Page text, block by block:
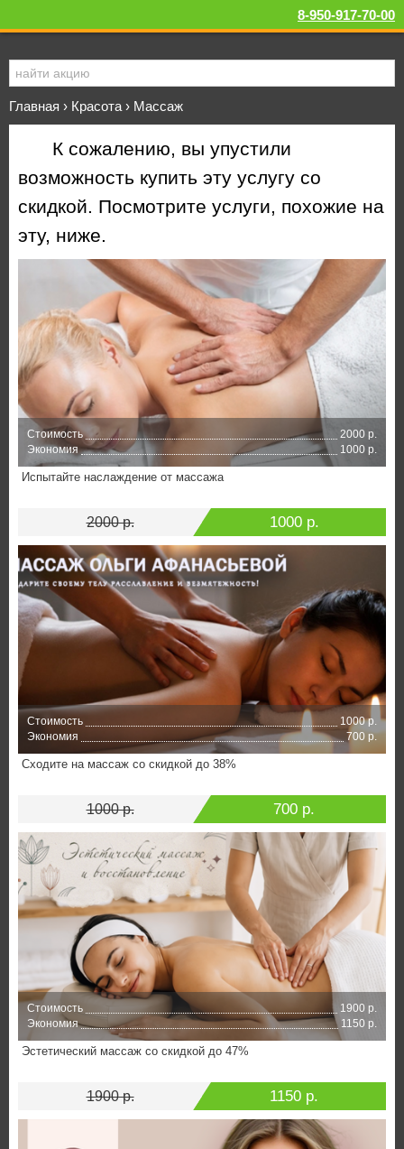
8-950-917-70-00
Главная › Красота › Массаж
К сожалению, вы упустили
возможность купить эту услугу со
скидкой. Посмотрите услуги, похожие на
эту, ниже.
Стоимость
2000 р.
Экономия
1000 р.
Испытайте наслаждение от массажа
2000 р. 1000 р.
Стоимость
1000 р.
Экономия
700 р.
Сходите на массаж со скидкой до 38%
1000 р. 700 р.
Стоимость
1900 р.
Экономия
1150 р.
Эстетический массаж со скидкой до 47%
1900 р. 1150 р.